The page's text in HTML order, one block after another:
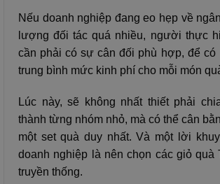
Nếu doanh nghiệp đang eo hẹp về
lượng đối tác quá nhiều, người thực
cần phải có sự cân đối phù hợp, để có
trung bình mức kinh phí cho mỗi món
Lúc này, sẽ không nhất thiết phải
thành từng nhóm nhỏ, mà có thể cân
một set quà duy nhất. Và một lời
doanh nghiệp là nên chọn các giỏ quà
truyền thống.